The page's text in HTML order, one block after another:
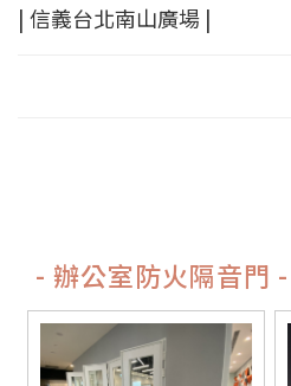
| 信義台北南山廣場 |
- 辦公室防火隔音門 -